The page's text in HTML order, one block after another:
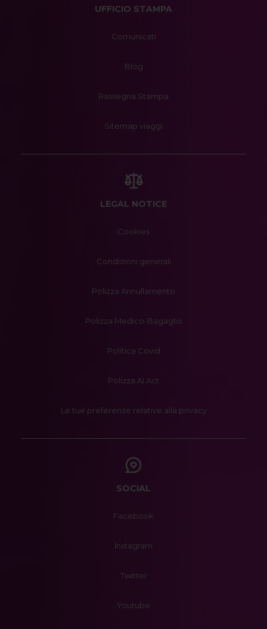
UFFICIO STAMPA
Comunicati
Blog
Rassegna Stampa
Sitemap viaggi
LEGAL NOTICE
Cookies
Condizioni generali
Polizza Annullamento
Polizza Medico-Bagaglio
Politica Covid
Polizza AI Act
Le tue preferenze relative alla privacy
SOCIAL
Facebook
Instagram
Twitter
Youtube